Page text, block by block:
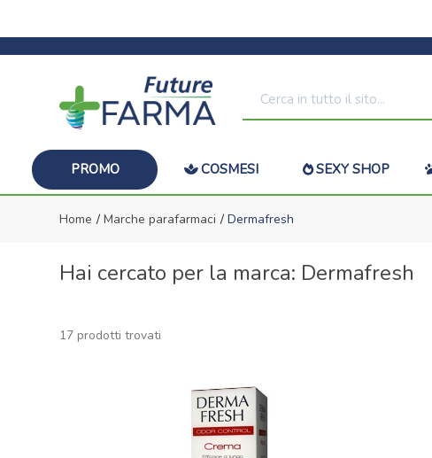
PROMO COSMESI SEXY SHOP
Home Marche parafarmaci Dermafresh
Hai cercato per la marca: Dermafresh
17 prodotti trovati